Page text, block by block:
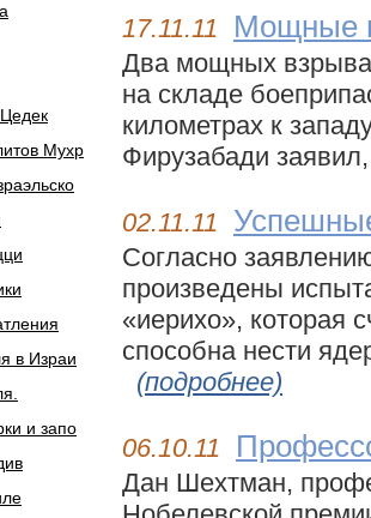
Мухр
в Израи
и запо
17.11.11 Мощные
Два мощных
на складе
километрах к
Фирузабади
02.11.11
Согласно
произведены
«иерихо», которая
способна нести
(подробнее)
06.10.11
Дан Шехтман,